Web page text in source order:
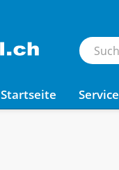
Startseite Service